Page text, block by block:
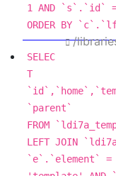
1
AND `s`.`id`
ORDER BY
/
SELEC
T
FROM
LEFT JOIN
`e`.`element` =